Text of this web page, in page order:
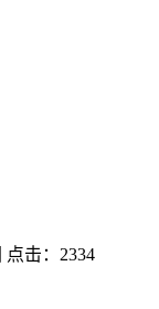
点击： 2334